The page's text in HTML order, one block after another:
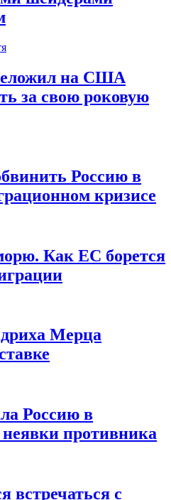
на США
за свою роковую
Россию в
кризисе
Как ЕС борется
Мерца
Россию в
противника
встречаться с